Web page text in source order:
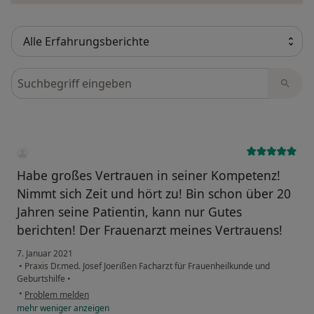
Bewertungen durchsuchen
Habe großes Vertrauen in seiner Kompetenz!
Nimmt sich Zeit und hört zu! Bin schon über 20
Jahren seine Patientin, kann nur Gutes
berichten! Der Frauenarzt meines Vertrauens!
7. Januar 2021
• Praxis Dr.med. Josef Joerißen Facharzt für Frauenheilkunde und
Geburtshilfe •
• Problem melden
mehrwenigeranzeigen